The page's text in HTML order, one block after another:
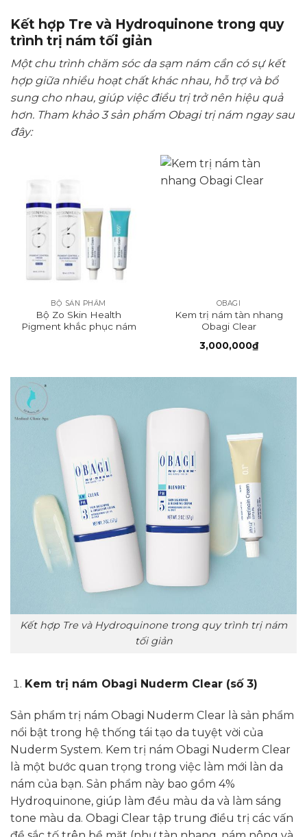
Kết hợp Tre và Hydroquinone trong quy
trình trị nám tối giản
Một chu trình chăm sóc da sạm nám cần có sự kết
hợp giữa nhiều hoạt chất khác nhau, hỗ trợ và bổ
sung cho nhau, giúp việc điều trị trở nên hiệu quả
hơn. Tham khảo 3 sản phẩm Obagi trị nám ngay sau
đây:
BỘ SẢN PHẨM
Bộ Zo Skin Health
Pigment khắc phục nám
OBAGI
Kem trị nám tàn nhang
Obagi Clear
3,000,000₫
Kết hợp Tre và Hydroquinone trong quy trình trị nám
tối giản
Kem trị nám Obagi Nuderm Clear (số 3)
Sản phẩm trị nám Obagi Nuderm Clear là sản phẩm
nổi bật trong hệ thống tái tạo da tuyệt vời của
Nuderm System. Kem trị nám Obagi Nuderm Clear
là một bước quan trọng trong việc làm mới làn da
nám của bạn. Sản phẩm này bao gồm 4%
Hydroquinone, giúp làm đều màu da và làm sáng
tone màu da. Obagi Clear tập trung điều trị các vấn